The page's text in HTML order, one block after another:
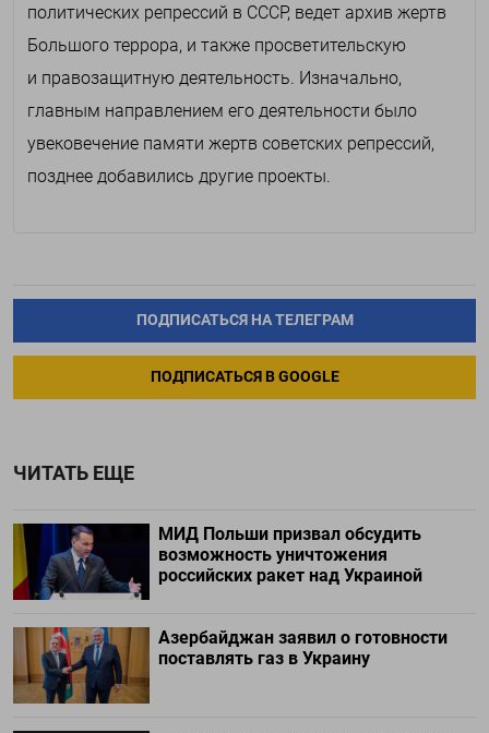
политических репрессий в СССР, ведет архив жертв
Большого террора, и также просветительскую
и правозащитную деятельность. Изначально,
главным направлением его деятельности было
увековечение памяти жертв советских репрессий,
позднее добавились другие проекты.
ПОДПИСАТЬСЯ НА ТЕЛЕГРАМ
ПОДПИСАТЬСЯ В GOOGLE
ЧИТАТЬ ЕЩЕ
МИД Польши призвал обсудить
возможность уничтожения
российских ракет над Украиной
Азербайджан заявил о готовности
поставлять газ в Украину